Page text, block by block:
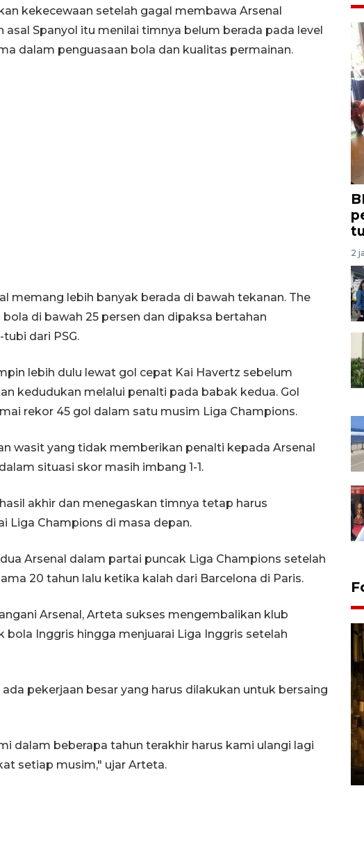
kekecewaan setelah gagal membawa Arsenal
Spanyol itu menilai timnya belum berada pada level
dalam penguasaan bola dan kualitas permainan.
memang lebih banyak berada di bawah tekanan. The
di bawah 25 persen dan dipaksa bertahan
dari PSG.
lebih dulu lewat gol cepat Kai Havertz sebelum
kedudukan melalui penalti pada babak kedua. Gol
rekor 45 gol dalam satu musim Liga Champions.
wasit yang tidak memberikan penalti kepada Arsenal
situasi skor masih imbang 1-1.
akhir dan menegaskan timnya tetap harus
Liga Champions di masa depan.
Arsenal dalam partai puncak Liga Champions setelah
20 tahun lalu ketika kalah dari Barcelona di Paris.
Arsenal, Arteta sukses mengembalikan klub
bola Inggris hingga menjuarai Liga Inggris setelah
pekerjaan besar yang harus dilakukan untuk bersaing
dalam beberapa tahun terakhir harus kami ulangi lagi
setiap musim," ujar Arteta.
2
melimpah picu deflasi DIY
06 August 2026 11:37 WIB